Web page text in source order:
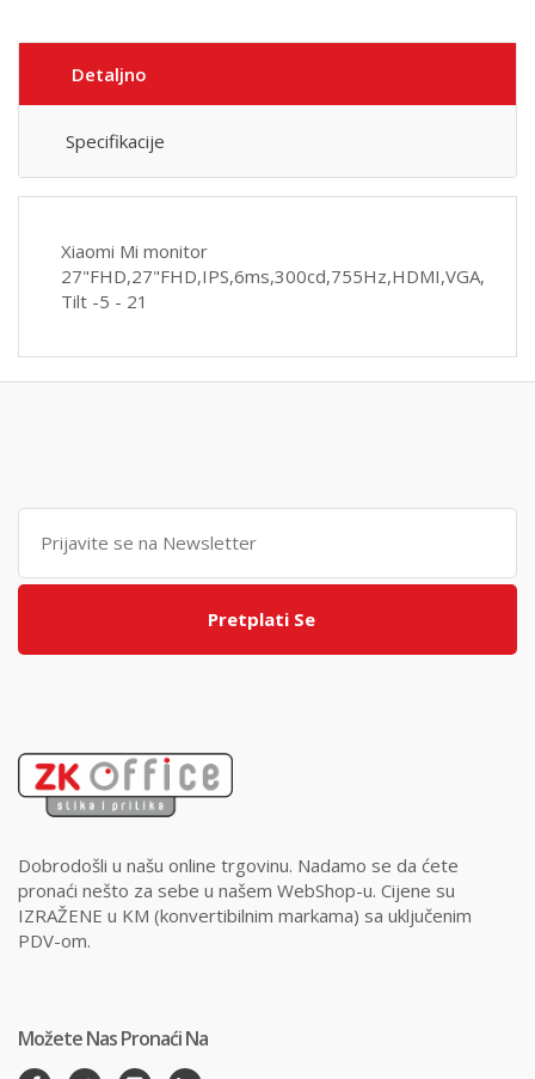
Detaljno
Specifikacije
Xiaomi Mi monitor
27"FHD,27"FHD,IPS,6ms,300cd,755Hz,HDMI,VGA,
Tilt -5 - 21
Pretplati Se
Dobrodošli u našu online trgovinu. Nadamo se da ćete
pronaći nešto za sebe u našem WebShop-u. Cijene su
IZRAŽENE u KM (konvertibilnim markama) sa uključenim
PDV-om.
Možete Nas Pronaći Na